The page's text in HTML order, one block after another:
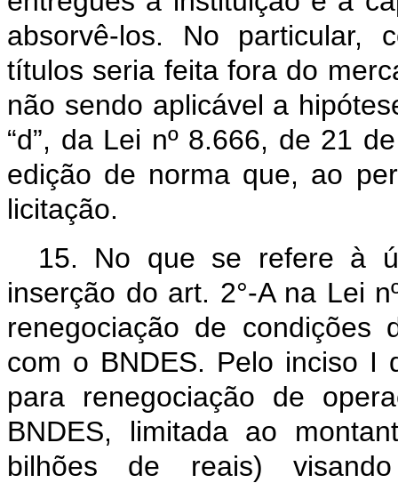
absorvê-los. No particular,
títulos seria feita fora do
não sendo aplicável a
“d”, da Lei nº 8.666, de 21
edição de norma que, ao
licitação.
15. No que se refere à
inserção do art. 2°-A na Lei
renegociação de condições
com o BNDES. Pelo inciso I
para renegociação de
BNDES, limitada ao
bilhões de reais)